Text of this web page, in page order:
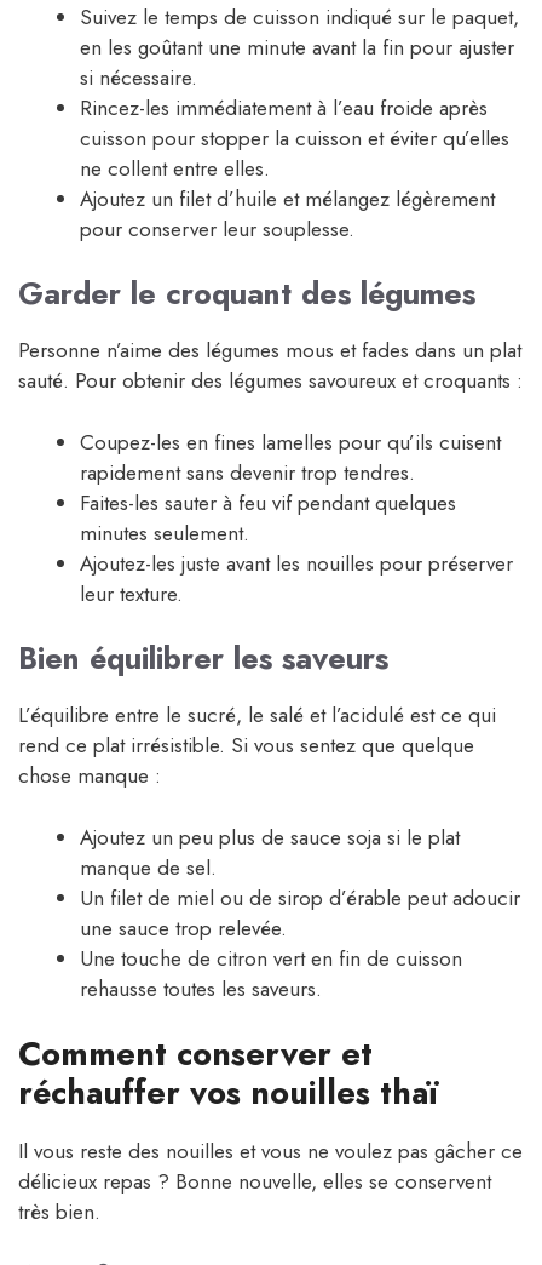
Suivez le temps de cuisson indiqué sur le paquet,
en les goûtant une minute avant la fin pour ajuster
si nécessaire.
Rincez-les immédiatement à l’eau froide après
cuisson pour stopper la cuisson et éviter qu’elles
ne collent entre elles.
Ajoutez un filet d’huile et mélangez légèrement
pour conserver leur souplesse.
Garder le croquant des légumes
Personne n’aime des légumes mous et fades dans un plat
sauté. Pour obtenir des légumes savoureux et croquants :
Coupez-les en fines lamelles pour qu’ils cuisent
rapidement sans devenir trop tendres.
Faites-les sauter à feu vif pendant quelques
minutes seulement.
Ajoutez-les juste avant les nouilles pour préserver
leur texture.
Bien équilibrer les saveurs
L’équilibre entre le sucré, le salé et l’acidulé est ce qui
rend ce plat irrésistible. Si vous sentez que quelque
chose manque :
Ajoutez un peu plus de sauce soja si le plat
manque de sel.
Un filet de miel ou de sirop d’érable peut adoucir
une sauce trop relevée.
Une touche de citron vert en fin de cuisson
rehausse toutes les saveurs.
Comment conserver et
réchauffer vos nouilles thaï
Il vous reste des nouilles et vous ne voulez pas gâcher ce
délicieux repas ? Bonne nouvelle, elles se conservent
très bien.